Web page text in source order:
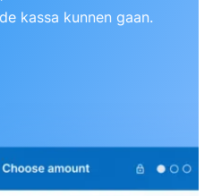
kassa kunnen gaan.